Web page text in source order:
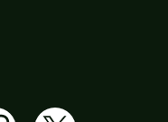
一家人聚在一
的过时光最重要